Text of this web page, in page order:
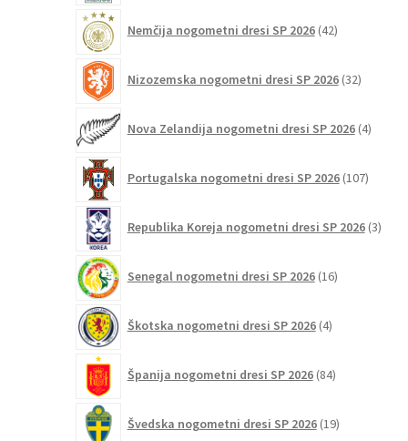
Nemčija nogometni dresi SP 2026 42izdelkov
Nizozemska nogometni dresi SP 2026 32izdelkov
Nova Zelandija nogometni dresi SP 2026 4izdelki
Portugalska nogometni dresi SP 2026 107
Republika Koreja nogometni dresi SP 2026 3
Senegal nogometni dresi SP 2026 16izdelkov
Škotska nogometni dresi SP 2026 4izdelki
Španija nogometni dresi SP 2026 84izdelkov
Švedska nogometni dresi SP 2026 19izdelkov